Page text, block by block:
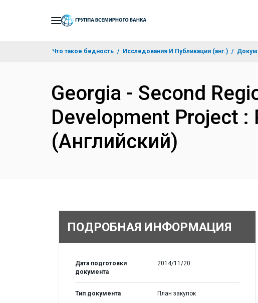
Что такое бедность Исследования И Публикации (анг.)
Georgia - Second
Development Project :
(Английский)
ПОДРОБНАЯ ИНФОРМАЦИЯ
Дата подготовки
документа
2014/11/20
Тип документа План закупок